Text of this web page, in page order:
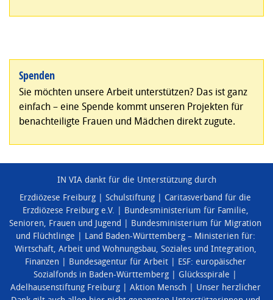
Spenden
Sie möchten unsere Arbeit unterstützen? Das ist ganz
einfach – eine Spende kommt unseren Projekten für
benachteiligte Frauen und Mädchen direkt zugute.
IN VIA dankt für die Unterstützung durch
Erzdiözese Freiburg
Schulstiftung
Caritasverband für die
Erzdiözese Freiburg e.V.
Bundesministerium für Familie,
Senioren, Frauen und Jugend
Bundesministerium für Migration
und Flüchtlinge
Land Baden-Württemberg – Ministerien für:
Wirtschaft, Arbeit und Wohnungsbau, Soziales und Integration,
Finanzen
Bundesagentur für Arbeit
ESF: europäischer
Sozialfonds in Baden-Württemberg
Glücksspirale
Adelhausenstiftung Freiburg
Aktion Mensch
Unser herzlicher